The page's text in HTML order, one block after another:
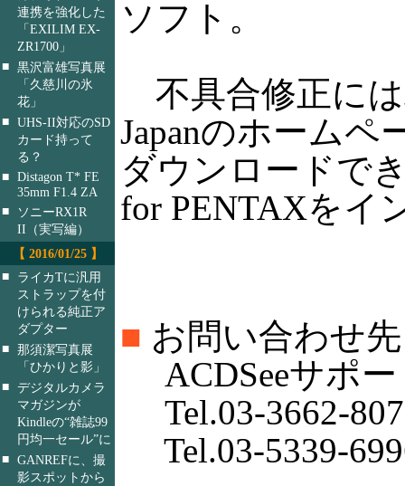
連携を強化した
「EXILIM EX-
ZR1700」
■ 黒沢富雄写真展
「久慈川の氷
花」
■ UHS-II対応のSD
カード持って
る？
■ Distagon T* FE
35mm F1.4 ZA
■
ソニーRX1R
II（実写編）
【 2016/01/25 】
■
ライカTに汎用
ストラップを付
けられる純正ア
ダプター
■ 那須潔写真展
「ひかりと影」
■ デジタルカメラ
マガジンが
Kindleの“雑誌99
円均一セール”に
■ GANREFに、撮
影スポットから
ソフト。
不具合修正には
Japanのホームペ
ダウンロードで
for PENTAXをイ
■ お問い合わせ先
ACDSeeサポー
Tel.03-3662-
Tel.03-5339-